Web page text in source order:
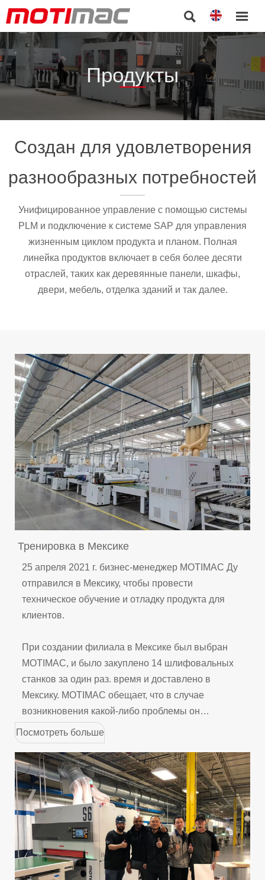
 
Продукты
Создан для удовлетворения
разнообразных потребностей
Унифицированное управление с помощью системы
PLM и подключение к системе SAP для управления
жизненным циклом продукта и планом. Полная
линейка продуктов включает в себя более десяти
отраслей, таких как деревянные панели, шкафы,
двери, мебель, отделка зданий и так далее.
Тренировка в Мексике
25 апреля 2021 г. бизнес-менеджер MOTIMAC Ду
отправился в Мексику, чтобы провести
техническое обучение и отладку продукта для
клиентов.
При создании филиала в Мексике был выбран
MOTIMAC, и было закуплено 14 шлифовальных
станков за один раз. время и доставлено в
Мексику. MOTIMAC обещает, что в случае
возникновения какой-либо проблемы он
приступит к послепродажному обслуживанию в
кратчайшие сроки. В 2021 году из-за препятствий
из-за эпидемии компания MOTIMAC отправилась
в мексиканский филиал для технического
руководства и обучения.
Посмотреть больше